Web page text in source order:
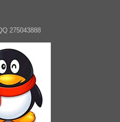
275043888